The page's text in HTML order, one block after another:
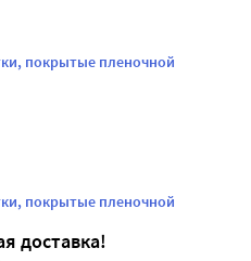
покрытые пленочной
покрытые пленочной
доставка!